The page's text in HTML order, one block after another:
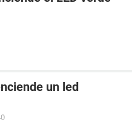
un led